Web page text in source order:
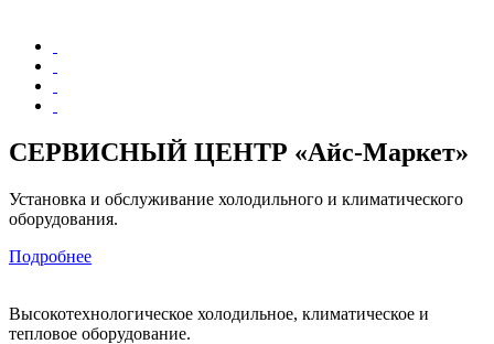
СЕРВИСНЫЙ ЦЕНТР «Айс-Маркет»
Установка и обслуживание холодильного и климатического
оборудования.
Подробнее
Высокотехнологическое холодильное, климатическое и
тепловое оборудование.